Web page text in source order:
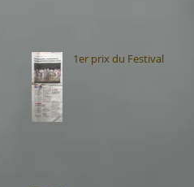
1er prix du Festival